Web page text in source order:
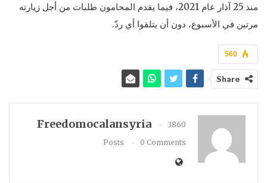
منذ 25 آذار عام 2021، فيما يقدم المحامون طلبات من أجل زيارته
مرتين في الأسبوع، دون أن يتلقوا أي ردّ.
560
Share
Freedomocalansyria
3860
Posts
0 Comments